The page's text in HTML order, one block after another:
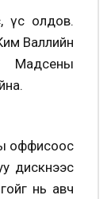
үс олдов.
Валлийн
Мадсены
оффисоос
дискнээс
нь авч